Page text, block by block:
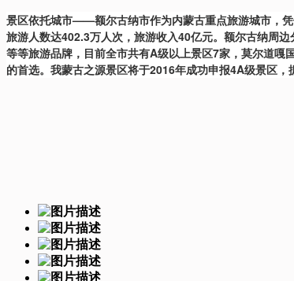
景区依托城市——额尔古纳市作为内蒙古重点旅游城市，
旅游人数达402.3万人次，旅游收入40亿元。额尔古纳周
等等旅游品牌，目前全市共有A级以上景区7家，莫尔道嘎
的首选。我蒙古之源景区将于2016年成功申报4A级景区